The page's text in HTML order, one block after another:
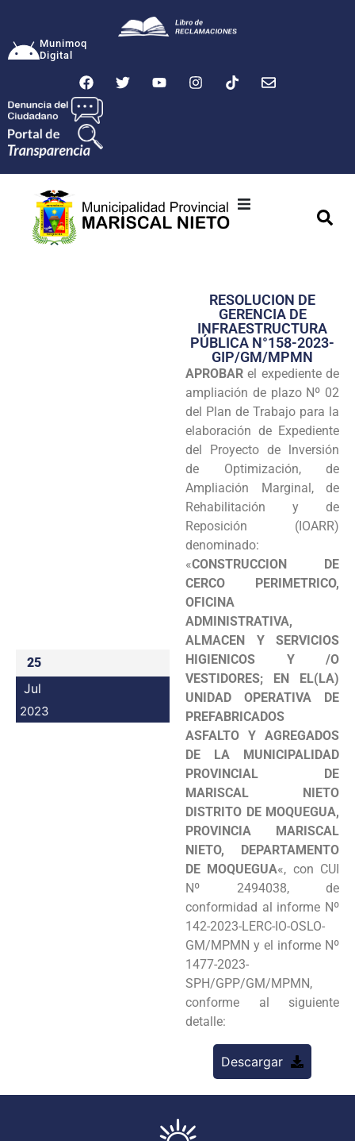
Munimoq
Digital
Transparencia
Seguridad
Programas
Intranet
25
Jul
2023
RESOLUCION DE
GERENCIA DE
INFRAESTRUCTURA
PÚBLICA N°158-2023-
GIP/GM/MPMN
APROBAR el expediente de
ampliación de plazo Nº 02
del Plan de Trabajo para la
elaboración de Expediente
del Proyecto de lnversión
de Optimización, de
Ampliación Marginal, de
Rehabilitación y de
Reposición (IOARR)
denominado:
«CONSTRUCCION DE
CERCO PERIMETRICO,
OFICINA
ADMINISTRATIVA,
ALMACEN Y SERVICIOS
HIGIENICOS Y /O
VESTIDORES; EN EL(LA)
UNIDAD OPERATIVA DE
PREFABRICADOS
ASFALTO Y AGREGADOS
DE LA MUNICIPALIDAD
PROVINCIAL DE
MARISCAL NIETO
DISTRITO DE MOQUEGUA,
PROVINCIA MARISCAL
NIETO, DEPARTAMENTO
DE MOQUEGUA«, con CUI
Nº 2494038, de
conformidad al informe Nº
142-2023-LERC-IO-OSLO-
GM/MPMN y el informe Nº
1477-2023-
SPH/GPP/GM/MPMN,
conforme al siguiente
detalle:
Descargar